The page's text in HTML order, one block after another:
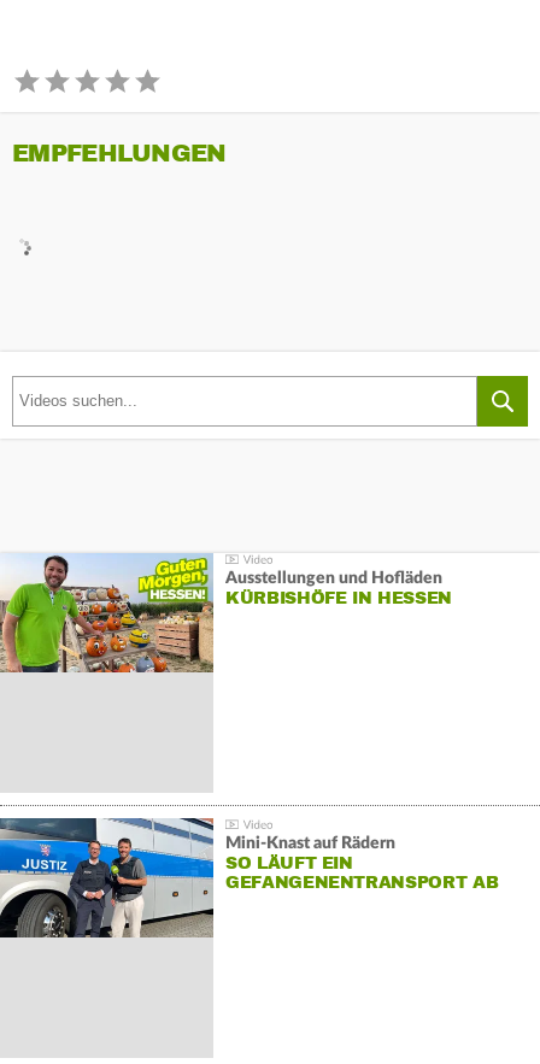
EMPFEHLUNGEN
Ausstellungen und Hofläden
KÜRBISHÖFE IN HESSEN
Mini-Knast auf Rädern
SO LÄUFT EIN
GEFANGENENTRANSPORT AB